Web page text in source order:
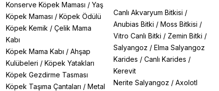
Konserve Köpek Maması / Yaş
Köpek Maması / Köpek Ödülü
Köpek Kemik / Çelik Mama
Kabı
Köpek Mama Kabı / Ahşap
Kulübeleri / Köpek Yatakları
Köpek Gezdirme Tasması
Köpek Taşıma Çantaları / Metal
Canlı Akvaryum Bitkisi /
Anubias Bitki / Moss Bitkisi /
Vitro Canlı Bitki / Zemin Bitki /
Salyangoz / Elma Salyangoz
Karides / Canlı Karides /
Kerevit
Nerite Salyangoz / Axolotl